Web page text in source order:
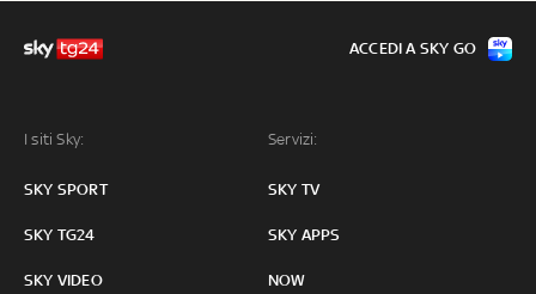
I siti Sky:
SKY SPORT
SKY TG24
SKY VIDEO
Servizi:
SKY TV
SKY APPS
NOW
ACCEDI A SKY GO